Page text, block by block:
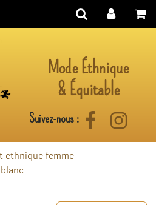
Mode Éthnique
& Équitable
Suivez-nous : Facebook
ethnique femme